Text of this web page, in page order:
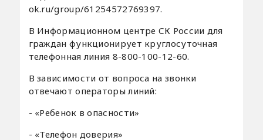
ok.ru/group/61254572769397.
В Информационном центре СК России для
граждан функционирует круглосуточная
телефонная линия 8-800-100-12-60.
В зависимости от вопроса на звонки
отвечают операторы линий:
- «Ребенок в опасности»
- «Телефон доверия»